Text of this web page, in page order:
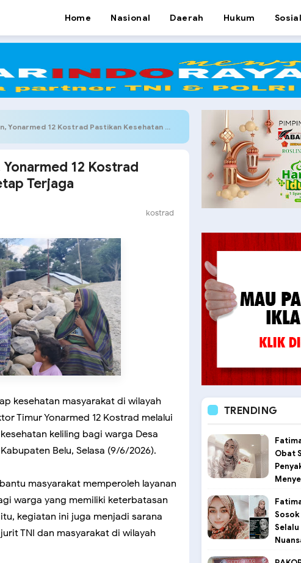
Home Nasional Daerah Hukum Sosial
12 Kostrad Pastikan Kesehatan Warga Tetap Terjaga
12 Kostrad
Terjaga
kostrad
kesehatan masyarakat di wilayah
Timur Yonarmed 12 Kostrad melalui
keliling bagi warga Desa
Belu, Selasa (9/6/2026).
masyarakat memperoleh layanan
warga yang memiliki keterbatasan
kegiatan ini juga menjadi sarana
TNI dan masyarakat di wilayah
TRENDING
Obat